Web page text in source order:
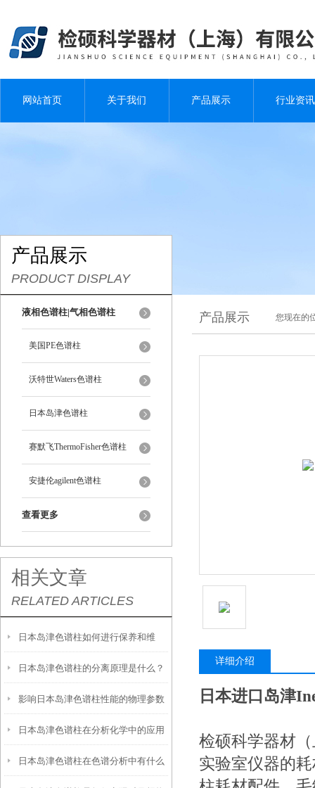
网站首页 关于我们 产品展示 行业资讯
产品展示
PRODUCT DISPLAY
液相色谱柱|气相色谱柱
美国PE色谱柱
沃特世Waters色谱柱
日本岛津色谱柱
赛默飞ThermoFisher色谱柱
安捷伦agilent色谱柱
查看更多
相关文章
RELATED ARTICLES
日本岛津色谱柱如何进行保养和维
护？
日本岛津色谱柱的分离原理是什么？
影响日本岛津色谱柱性能的物理参数
是什么？又该如何保存？
日本岛津色谱柱在分析化学中的应用
日本岛津色谱柱在色谱分析中有什么
产品展示 您现在的
详细介绍
日本进口岛津
检硕科学器材
实验室仪器的